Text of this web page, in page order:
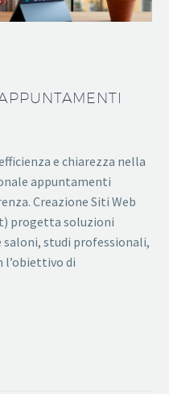
e chiarezza nella
appuntamenti
Creazione Siti Web
progetta soluzioni
studi professionali,
l’obiettivo di